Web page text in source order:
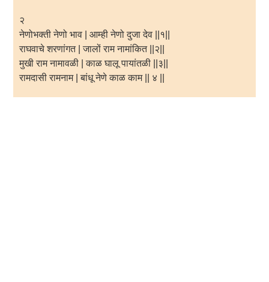
२
नेणोभक्ती नेणो भाव | आम्ही नेणो दुजा देव ||१||
राघवाचे शरणांगत | जालों राम नामांकित ||२||
मुखी राम नामावळी | काळ घालू पायांतळी ||३||
रामदासी रामनाम | बांधू नेणे काळ काम || ४ ||